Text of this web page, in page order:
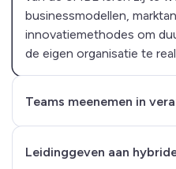
businessmodellen,
innovatiemethodes om
de eigen organisatie te
Teams meenemen in
Leidinggeven aan